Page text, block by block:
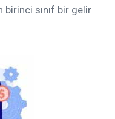
birinci sınıf bir gelir